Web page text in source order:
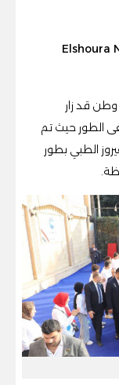
قد زار
الطور حيث تم
الطبي بطور